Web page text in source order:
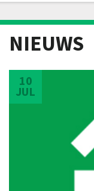
ER ZIJN
ER ZIJN
ER ZIJN
NIEUWS
10
JUL